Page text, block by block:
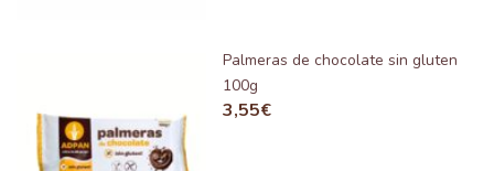
Palmeras de chocolate sin gluten
100g
3,55€